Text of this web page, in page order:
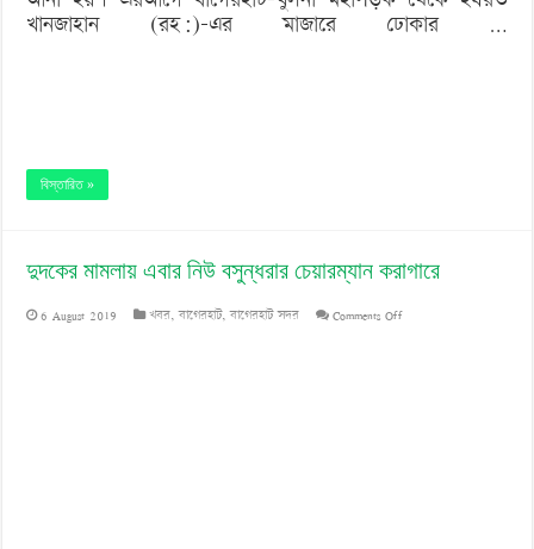
খানজাহান (রহ:)-এর মাজারে ঢোকার …
বিস্তারিত »
দুদকের মামলায় এবার নিউ বসুন্ধরার চেয়ারম্যান করাগারে
6 August 2019 খবর,বাগেরহাট,বাগেরহাট সদর Comments Offon